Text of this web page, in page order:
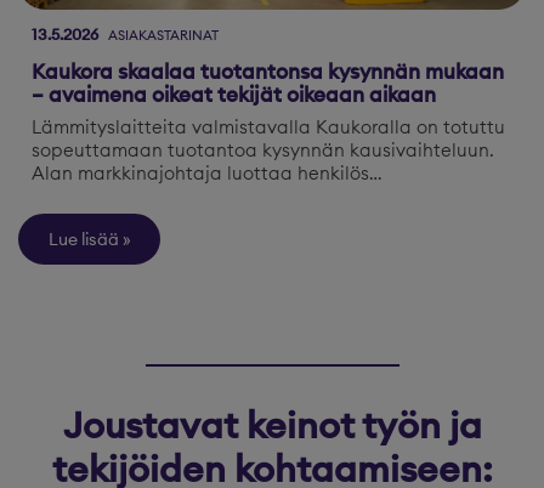
13.5.2026 ASIAKASTARINAT
Kaukora skaalaa tuotantonsa kysynnän mukaan
– avaimena oikeat tekijät oikeaan aikaan
Lämmityslaitteita valmistavalla Kaukoralla on totuttu
sopeuttamaan tuotantoa kysynnän kausivaihteluun.
Alan markkinajohtaja luottaa henkilös…
Lue lisää
Joustavat keinot työn ja
tekijöiden kohtaamiseen: